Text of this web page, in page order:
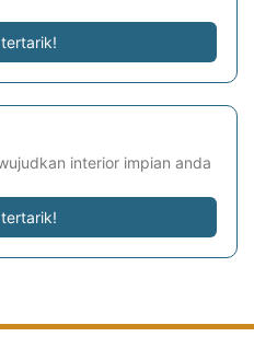
interior impian anda